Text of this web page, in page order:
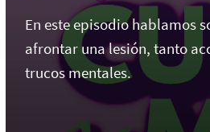
En este episodio hablamos
afrontar una lesión, tanto
trucos mentales.